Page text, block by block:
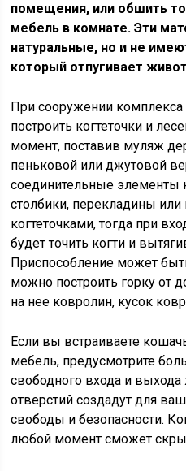
помещения, или обшить
мебель в комнате. Эти
натуральные, но и не
который отпугивает
При сооружении комплекса
построить когтеточки и
момент, поставив муляж
пеньковой или джутовой
соединительные элементы
столбики, перекладины
когтеточками, тогда при
будет точить когти и
Приспособление может
можно построить горку от
на нее ковролин, кусок
Если вы встраиваете
мебель, предусмотрите
свободного входа и
отверстий создадут для
свободы и безопасности.
любой момент сможет